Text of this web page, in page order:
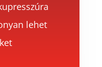
lehet